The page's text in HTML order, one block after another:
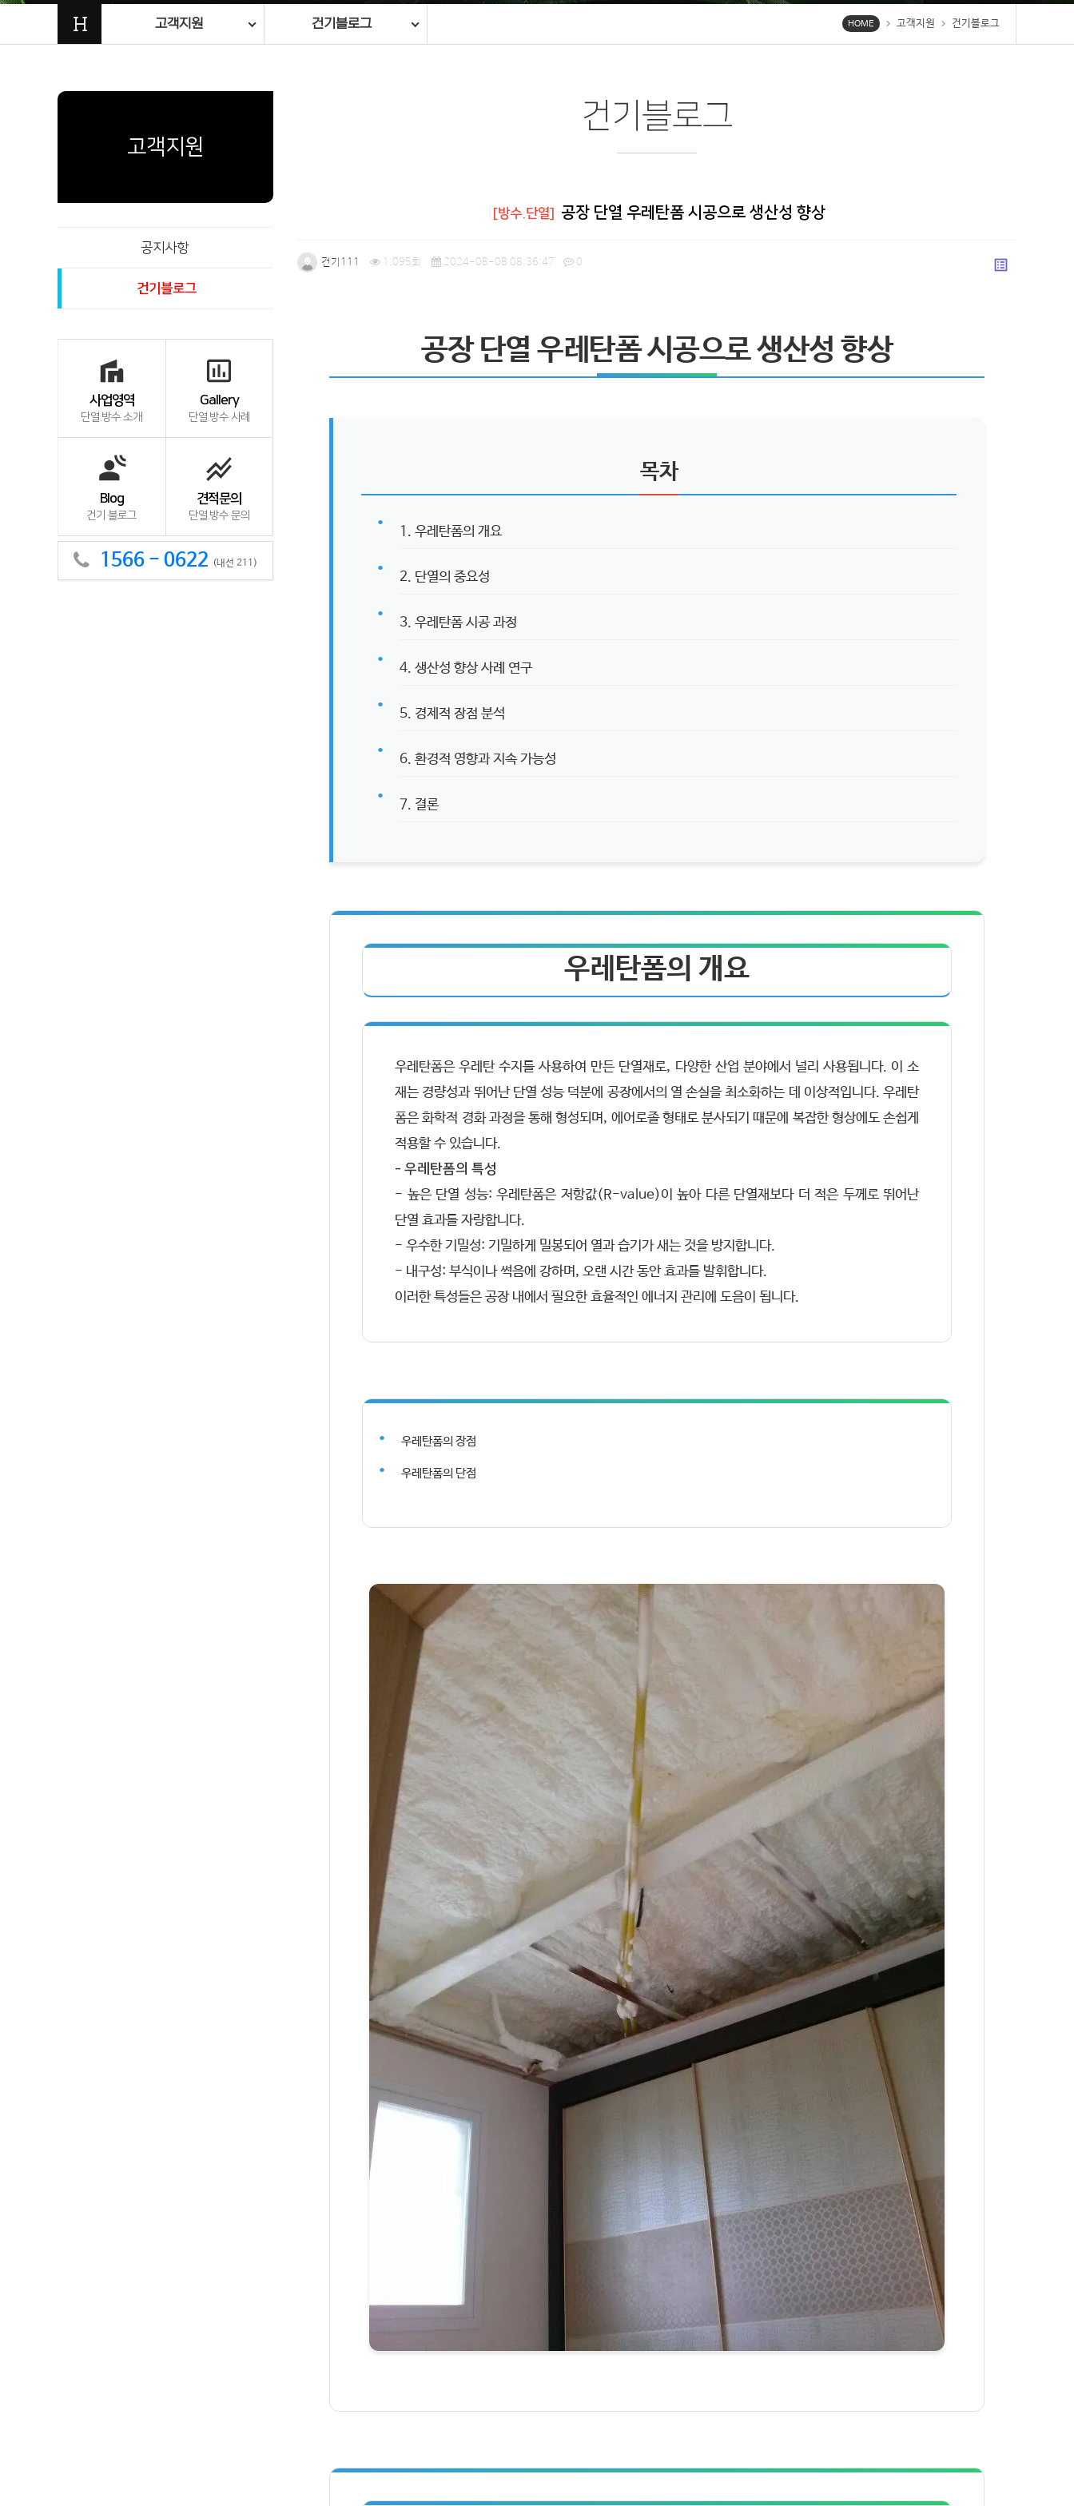
H 고객지원 건기블로그 HOME chevron_right 고객지원 chevron_right 건기블로그
고객지원
공지사항
건기블로그
villa
사업영역
단열.방수 소개
insert_chart_outlined
Gallery
단열.방수 사례
spatial_audio
Blog
건기 블로그
stacked_line_chart
견적문의
단열.방수 문의
1566 - 0622 (내선 211)
건기블로그
[방수.단열] 공장 단열 우레탄폼 시공으로 생산성 향상
건기111 1,095회 2024-08-08 08:36:47 0 list_alt
공장 단열 우레탄폼 시공으로 생산성 향상
목차
1. 우레탄폼의 개요
2. 단열의 중요성
3. 우레탄폼 시공 과정
4. 생산성 향상 사례 연구
5. 경제적 장점 분석
6. 환경적 영향과 지속 가능성
7. 결론
우레탄폼의 개요
우레탄폼은 우레탄 수지를 사용하여 만든 단열재로, 다양한 산업 분야에서 널리 사용됩니다. 이 소
재는 경량성과 뛰어난 단열 성능 덕분에 공장에서의 열 손실을 최소화하는 데 이상적입니다. 우레탄
폼은 화학적 경화 과정을 통해 형성되며, 에어로졸 형태로 분사되기 때문에 복잡한 형상에도 손쉽게
적용할 수 있습니다.
- 우레탄폼의 특성
- 높은 단열 성능: 우레탄폼은 저항값(R-value)이 높아 다른 단열재보다 더 적은 두께로 뛰어난
단열 효과를 자랑합니다.
- 우수한 기밀성: 기밀하게 밀봉되어 열과 습기가 새는 것을 방지합니다.
- 내구성: 부식이나 썩음에 강하며, 오랜 시간 동안 효과를 발휘합니다.
이러한 특성들은 공장 내에서 필요한 효율적인 에너지 관리에 도음이 됩니다.
우레탄폼의 장점
우레탄폼의 단점